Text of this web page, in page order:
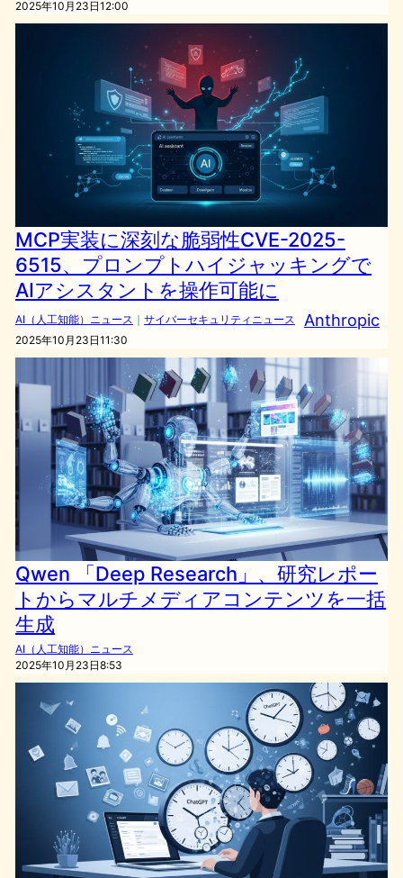
2025年10月23日12:00
MCP実装に深刻な脆弱性CVE-2025-
6515、プロンプトハイジャッキングで
AIアシスタントを操作可能に
AI（人工知能）ニュース ｜ サイバーセキュリティニュース Anthropic
2025年10月23日11:30
Qwen 「Deep Research」、研究レポー
トからマルチメディアコンテンツを一括
生成
AI（人工知能）ニュース
2025年10月23日8:53